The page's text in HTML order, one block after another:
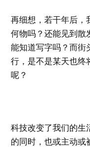
再细想，若干年后，
何物吗？还能见到散
能知道写字吗？而街
行，是不是某天也终
呢？
科技改变了我们的生
的同时，也或主动或